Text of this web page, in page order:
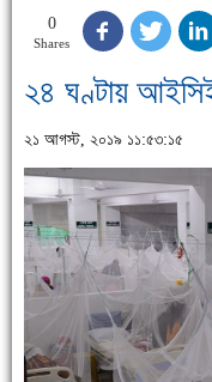
0
Shares
২৪ ঘণ্টায়
২১ আগস্ট, ২০১৯ ১১:৫৩:১৫